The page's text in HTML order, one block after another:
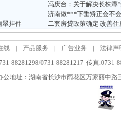
济南做***下垂矫正会不
翠挂件
二套房贷政策确定 改善
线 | 产品服务 | 广告业务 |
法律声
88281298/0731-88281217 传真:0731-
公地址：湖南省长沙市雨花区万家丽中